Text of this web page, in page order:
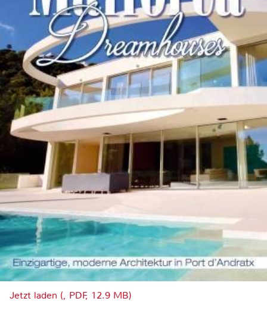
Jetzt laden (, PDF, 12.9 MB)